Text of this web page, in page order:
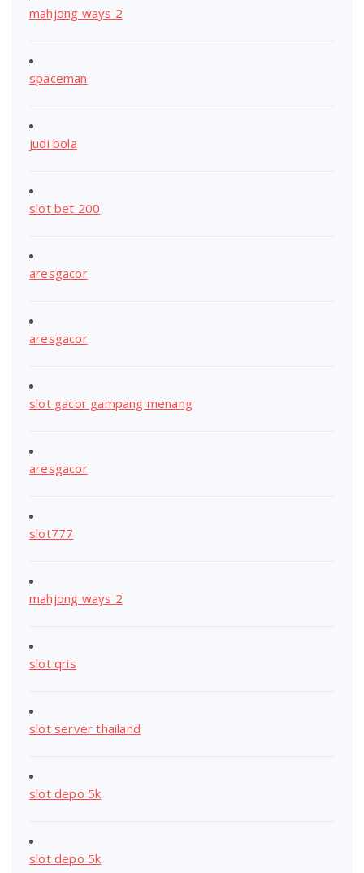
mahjong ways 2
spaceman
judi bola
slot bet 200
aresgacor
aresgacor
slot gacor gampang menang
aresgacor
slot777
mahjong ways 2
slot qris
slot server thailand
slot depo 5k
slot depo 5k